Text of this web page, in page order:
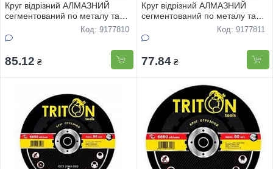
Круг вiдрiзний АЛМАЗНИЙ
сегментований по металу та
нерж.сталi TRITON
125*2,7*22,2мм
Код: 9177810
85.12 ₴
Круг вiдрiзний АЛМАЗНИЙ
сегментований по металу та
нерж.сталi TRITON
115*2,7*22,2мм
Код: 9177811
77.84 ₴